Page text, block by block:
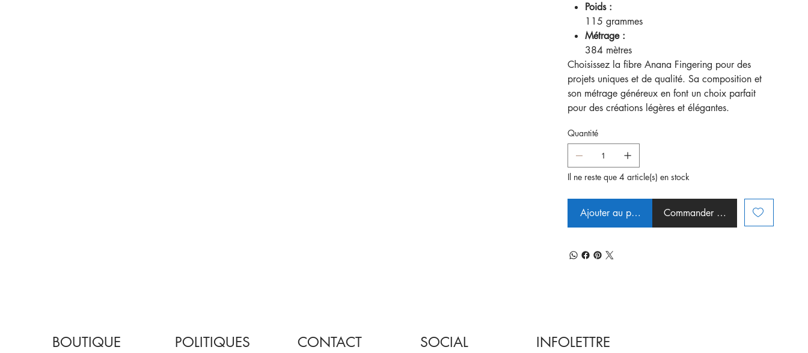
Poids :
115 grammes
Métrage :
384 mètres
Choisissez la fibre Anana Fingering pour des
projets uniques et de qualité. Sa composition et
son métrage généreux en font un choix parfait
pour des créations légères et élégantes.
Quantité
Il ne reste que 4 article(s) en stock
Ajouter au panier Commander et payer
BOUTIQUE POLITIQUES CONTACT SOCIAL INFOLETTRE